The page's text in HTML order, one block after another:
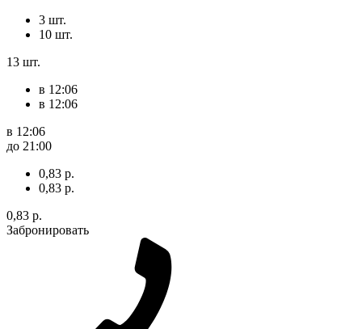
3 шт.
10 шт.
13 шт.
в 12:06
в 12:06
в 12:06
до 21:00
0,83 р.
0,83 р.
0,83 р.
Забронировать